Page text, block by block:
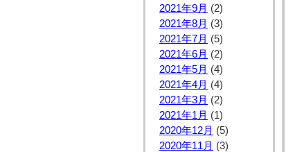
2021年9月 (2)
2021年8月 (3)
2021年7月 (5)
2021年6月 (2)
2021年5月 (4)
2021年4月 (4)
2021年3月 (2)
2021年1月 (1)
2020年12月 (5)
2020年11月 (3)